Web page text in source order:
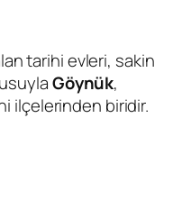
tarihi evleri, sakin
Göynük,
ilçelerinden biridir.